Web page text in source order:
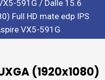
591G / Dalle 15.6
Full HD mate edp IPS
VX5-591G
(1920x1080)